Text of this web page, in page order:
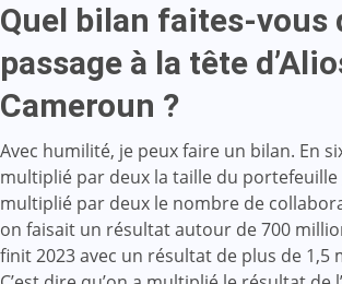
Quel bilan faites-vous
passage à la tête
Cameroun ?
Avec humilité, je peux faire un bilan. En
multiplié par deux la taille du portefeuille
multiplié par deux le nombre de
on faisait un résultat autour de 700
finit 2023 avec un résultat de plus de 1,5